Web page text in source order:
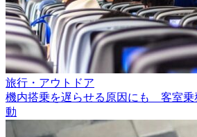
旅行・アウトドア
機内搭乗を遅らせる原因にも 客室乗
動